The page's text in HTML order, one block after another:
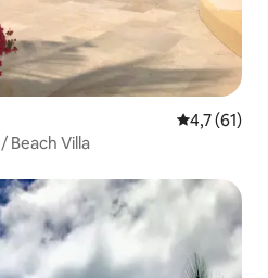
4,7 (61)
Beach Villa